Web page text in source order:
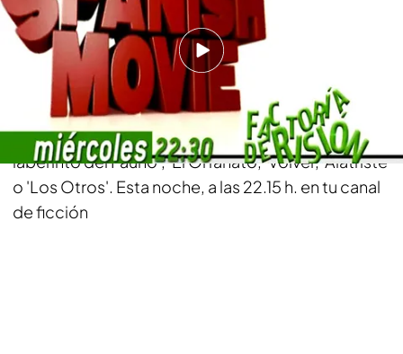
Compartir
'Spanish movie' es un homenaje en tono de humor
a las mejores películas del cine español como 'El
laberinto del Fauno', 'El Orfanato, 'Volver, 'Alatriste
o 'Los Otros'. Esta noche, a las 22.15 h. en tu canal
de ficción